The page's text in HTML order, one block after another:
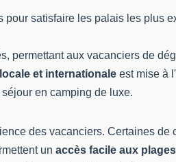
pour satisfaire les palais les plus
permettant aux vacanciers de
et internationale est mise à
en camping de luxe.
des vacanciers. Certaines
un accès facile aux plages